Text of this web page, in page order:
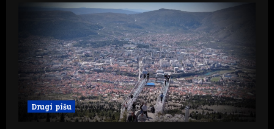
toplinskog
temperature
40
stupnjeva:
Izdana
i
upozorenja
Drugi pišu